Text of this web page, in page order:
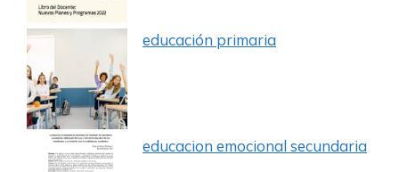
educación primaria
educacion emocional secundaria